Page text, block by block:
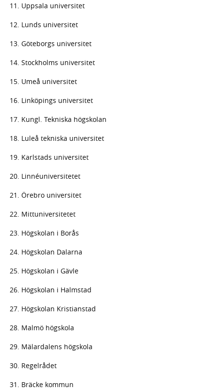
11. Uppsala universitet
12. Lunds universitet
13. Göteborgs universitet
14. Stockholms universitet
15. Umeå universitet
16. Linköpings universitet
17. Kungl. Tekniska högskolan
18. Luleå tekniska universitet
19. Karlstads universitet
20. Linnéuniversitetet
21. Örebro universitet
22. Mittuniversitetet
23. Högskolan i Borås
24. Högskolan Dalarna
25. Högskolan i Gävle
26. Högskolan i Halmstad
27. Högskolan Kristianstad
28. Malmö högskola
29. Mälardalens högskola
30. Regelrådet
31. Bräcke kommun